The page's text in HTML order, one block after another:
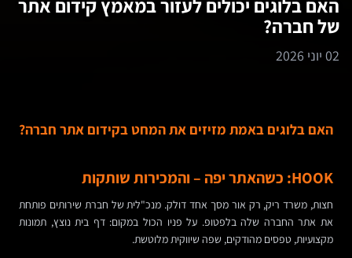
האם בלוגים יכולים לעזור במאמץ קידום אתר
של חברה?
02 יוני 2026
האם בלוגים באמת מזיזים את המחט בקידום אתר חברה?
HOOK: כשהאתר יפה – והמכירות שותקות
חצות, משרד ריק, רק אור מסך אחד דולק. מנכ"לית של חברת שירותים פותחת
את אתר החברה שלה בלפטופ. על פניו הכול במקום: דף בית נוצץ, תמונות
מקצועיות, טפסים מהודקים, שפה שיווקית מלוטשת.